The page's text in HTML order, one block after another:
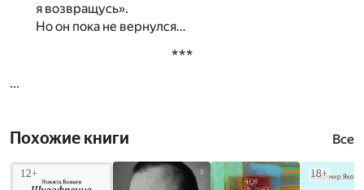
я возвращусь».
Но он пока не вернулся…
***
...
Похожие книги Все